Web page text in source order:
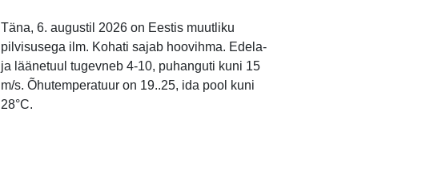
Täna, 6. augustil 2026 on Eestis muutliku
pilvisusega ilm. Kohati sajab hoovihma. Edela-
ja läänetuul tugevneb 4-10, puhanguti kuni 15
m/s. Õhutemperatuur on 19..25, ida pool kuni
28°C.